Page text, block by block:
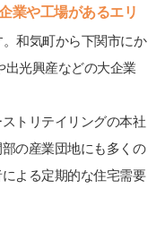
業や工場があるエリ
和気町から下関市にか
出光興産などの大企業
トリテイリングの本社
の産業団地にも多くの
よる定期的な住宅需要